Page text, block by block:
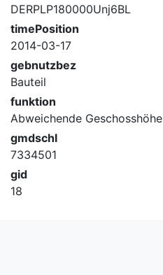
DERPLP180000Unj6BL
timePosition
2014-03-17
gebnutzbez
Bauteil
funktion
Abweichende Geschosshöhe
gmdschl
7334501
gid
18